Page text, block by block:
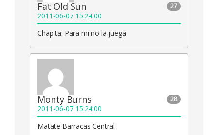
27
Fat Old Sun
2011-06-07 15:24:00
Chapita: Para mi no la juega
28
Monty Burns
2011-06-07 15:24:00
Matate Barracas Central